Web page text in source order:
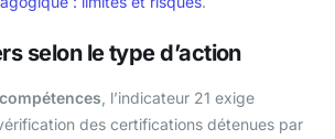
selon le type d’action
, l’indicateur 21 exige
des certifications détenues par